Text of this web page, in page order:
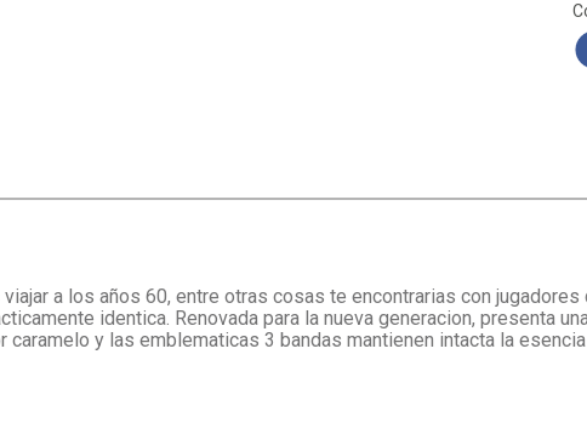
a los años 60, entre otras cosas te encontrarias con
identica. Renovada para la nueva generacion, presenta
y las emblematicas 3 bandas mantienen intacta la